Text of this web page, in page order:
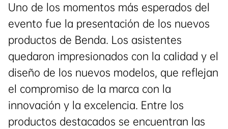
Uno de los momentos más esperados del
evento fue la presentación de los nuevos
productos de Benda. Los asistentes
quedaron impresionados con la calidad y el
diseño de los nuevos modelos, que reflejan
el compromiso de la marca con la
innovación y la excelencia. Entre los
productos destacados se encuentran las